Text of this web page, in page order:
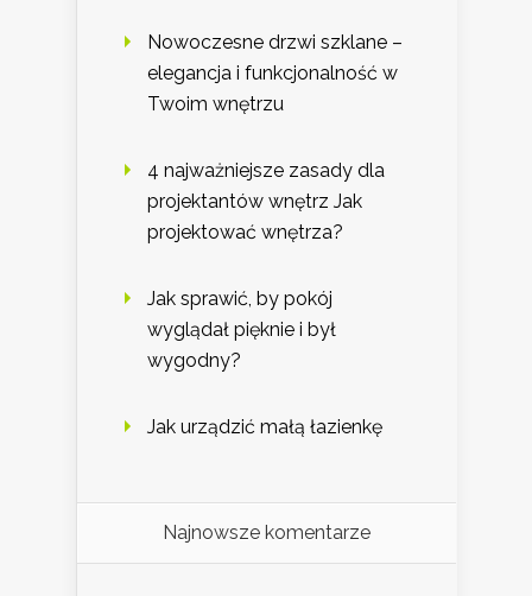
Nowoczesne drzwi szklane –
elegancja i funkcjonalność w
Twoim wnętrzu
4 najważniejsze zasady dla
projektantów wnętrz Jak
projektować wnętrza?
Jak sprawić, by pokój
wyglądał pięknie i był
wygodny?
Jak urządzić małą łazienkę
Najnowsze komentarze